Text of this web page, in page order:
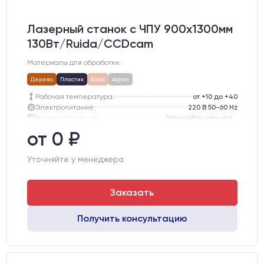
Лазерный станок c ЧПУ 900х1300мм
130Вт/Ruida/CCDcam
Материалы для обработки:
Дерево Пластик Кожа Акрил
Рабочая температура:
от +10 до +40
Электропитание:
220 В 50-60 Hz
Размер станка, мм:
Производитель лазерного излучателя:
от 0 ₽
Уточняйте у менеджера
Заказать
Получить консультацию